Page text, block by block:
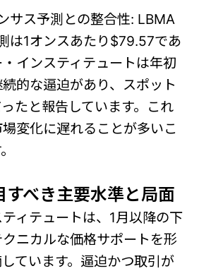
サス予測との整合性: LBMA
は1オンスあたり$79.57であ
インスティテュートは年初
的な逼迫があり、スポット
たと報告しています。これ
変化に遅れることが多いこ
べき主要水準と局面
ィテュートは、1月以降の下
ニカルな価格サポートを形
ています。逼迫かつ取引が